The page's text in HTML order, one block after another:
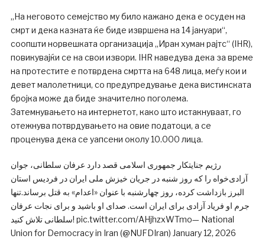
„На неговото семејство му било кажано дека е осуден на
смрт и дека казната ќе биде извршена на 14 јануари“,
соопшти норвешката организација „Иран хуман рајтс“ (IHR),
повикувајќи се на свои извори. IHR наведува дека за време
на протестите е потврдена смртта на 648 лица, меѓу кои и
девет малолетници, со предупредување дека вистинската
бројка може да биде значително поголема.
Затемнувањето на интернетот, како што истакнуваат, го
отежнува потврдувањето на овие податоци, а се
проценува дека се уапсени околу 10.000 лица.
رژیم جنایتکار جمهوری اسلامی قصد دارد عرفان سلطانی، جوان
آزادی‌خواه را که روز شنبه در جریان خیزش ملی ایران در فردیس استان
البرز بازداشت کرده، روز چهارشنبه با عنوان «اعدام» به قتل برساند.تنها
جرم او فریاد آزادی برای ایران است. صدای او باشید و برای نجات عرفان
سلطانی تلاش کنید! pic.twitter.com/AHjhzxWTmo— National
Union for Democracy in Iran (@NUFDIran) January 12, 2026